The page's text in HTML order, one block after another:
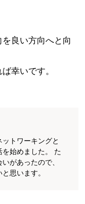
良い方向へと向
幸いです。
トワーキングと
始めました。 た
があったので、
思います。